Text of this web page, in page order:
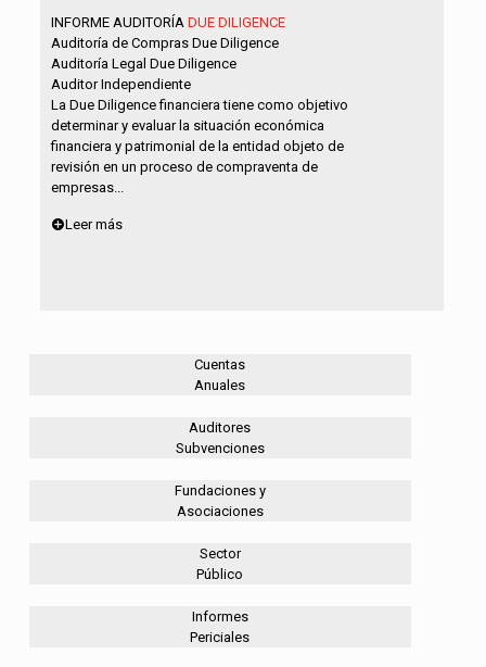
INFORME AUDITORÍA DUE DILIGENCE
Auditoría de Compras Due Diligence
Auditoría Legal Due Diligence
Auditor Independiente
La Due Diligence financiera tiene como objetivo
determinar y evaluar la situación económica
financiera y patrimonial de la entidad objeto de
revisión en un proceso de compraventa de
empresas...
Leer más
Cuentas
Anuales
Auditores
Subvenciones
Fundaciones y
Asociaciones
Sector
Público
Informes
Periciales